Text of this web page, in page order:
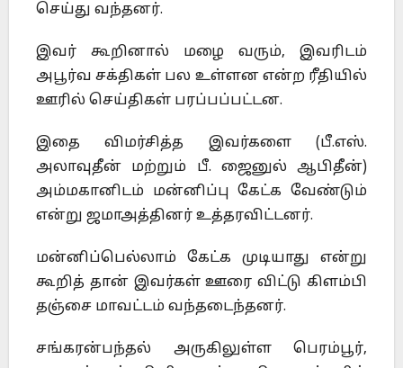
செய்து வந்தனர்.
இவர் கூறினால் மழை வரும், இவரிடம்
அபூர்வ சக்திகள் பல உள்ளன என்ற ரீதியில்
ஊரில் செய்திகள் பரப்பப்பட்டன.
இதை விமர்சித்த இவர்களை (பீ.எஸ்.
அலாவுதீன் மற்றும் பீ. ஜைனுல் ஆபிதீன்)
அம்மகானிடம் மன்னிப்பு கேட்க வேண்டும்
என்று ஜமாஅத்தினர் உத்தரவிட்டனர்.
மன்னிப்பெல்லாம் கேட்க முடியாது என்று
கூறித் தான் இவர்கள் ஊரை விட்டு கிளம்பி
தஞ்சை மாவட்டம் வந்தடைந்தனர்.
சங்கரன்பந்தல் அருகிலுள்ள பெரம்பூர்,